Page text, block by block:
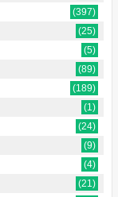
(397)
(25)
(5)
(89)
(189)
(1)
(24)
(9)
(4)
(21)